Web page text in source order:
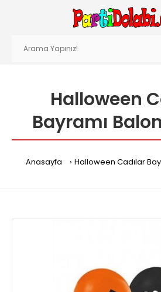
Halloween
Bayramı
Anasayfa Halloween Cadılar